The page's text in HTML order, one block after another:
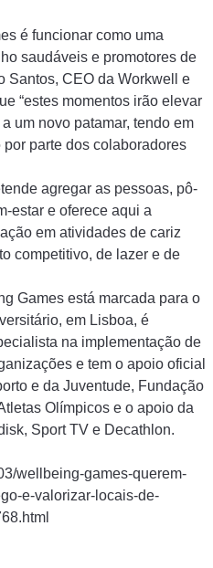
é funcionar como uma
saudáveis e promotores de
Santos, CEO da Workwell e
“estes momentos irão elevar
um novo patamar, tendo em
parte dos colaboradores
agregar as pessoas, pô-
estar e oferece aqui a
em atividades de cariz
competitivo, de lazer e de
Games está marcada para o
em Lisboa, é
na implementação de
e tem o apoio oficial
e da Juventude, Fundação
Olímpicos e o apoio da
Sport TV e Decathlon.
wellbeing-games-querem-
e-valorizar-locais-de-